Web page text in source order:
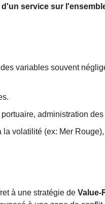
service sur
variables souvent
administration
la volatilité (ex: Mer
à une stratégie de Value-